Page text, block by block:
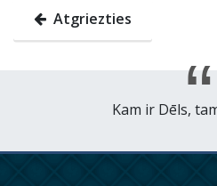
Atgriezties
Kam ir Dēls,